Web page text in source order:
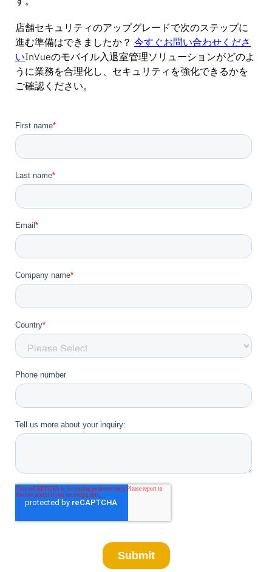
店舗セキュリティのアップグレードで次のステップに
進む準備はできましたか？ 今すぐお問い合わせくださ
いInVueのモバイル入退室管理ソリューションがどのよ
うに業務を合理化し、セキュリティを強化できるかを
ご確認ください。